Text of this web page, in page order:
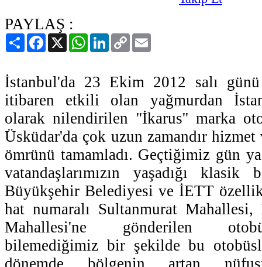
PAYLAŞ :
PaylaşFacebook
X WhatsAppLinkedIn
Copy
Link
İstanbul'da 23 Ekim 2012 salı günü
itibaren etkili olan yağmurdan
olarak nilendirilen ''İkarus'' marka
Üsküdar'da çok uzun zamandır
ömrünü tamamladı. Geçtiğimiz gün
vatandaşlarımızın yaşadığı
Büyükşehir Belediyesi ve İETT
hat numaralı Sultanmurat Mahallesi,
Mahallesi'ne gönderilen
bilemediğimiz bir şekilde bu
dönemde bölgenin artan